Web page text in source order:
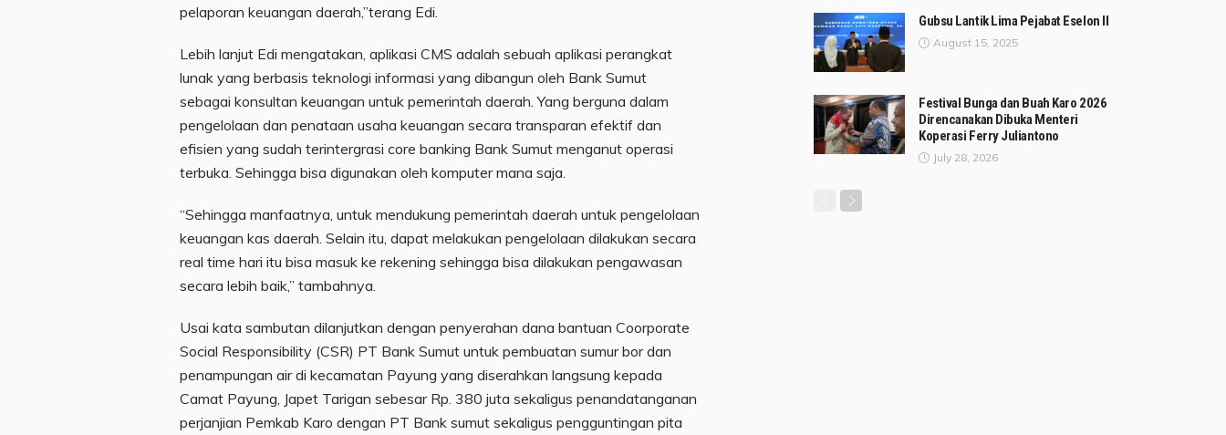
pelaporan keuangan daerah,”terang Edi.
Lebih lanjut Edi mengatakan, aplikasi CMS adalah sebuah aplikasi perangkat
lunak yang berbasis teknologi informasi yang dibangun oleh Bank Sumut
sebagai konsultan keuangan untuk pemerintah daerah. Yang berguna dalam
pengelolaan dan penataan usaha keuangan secara transparan efektif dan
efisien yang sudah terintergrasi core banking Bank Sumut menganut operasi
terbuka. Sehingga bisa digunakan oleh komputer mana saja.
“Sehingga manfaatnya, untuk mendukung pemerintah daerah untuk pengelolaan
keuangan kas daerah. Selain itu, dapat melakukan pengelolaan dilakukan secara
real time hari itu bisa masuk ke rekening sehingga bisa dilakukan pengawasan
secara lebih baik,” tambahnya.
Usai kata sambutan dilanjutkan dengan penyerahan dana bantuan Coorporate
Social Responsibility (CSR) PT Bank Sumut untuk pembuatan sumur bor dan
penampungan air di kecamatan Payung yang diserahkan langsung kepada
Camat Payung, Japet Tarigan sebesar Rp. 380 juta sekaligus penandatanganan
perjanjian Pemkab Karo dengan PT Bank sumut sekaligus pengguntingan pita
Gubsu Lantik Lima Pejabat Eselon II
August 15, 2025
Festival Bunga dan Buah Karo 2026
Direncanakan Dibuka Menteri
Koperasi Ferry Juliantono
July 28, 2026